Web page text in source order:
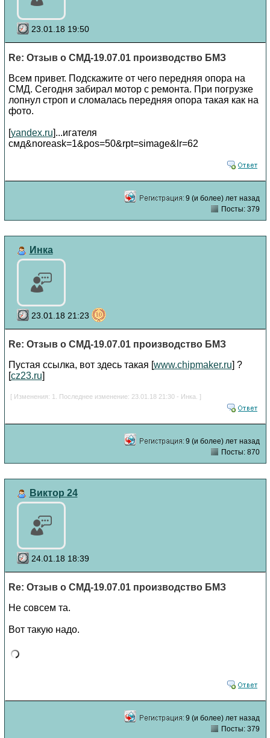
23.01.18 19:50
Re: Отзыв о СМД-19.07.01 производство БМЗ
Всем привет. Подскажите от чего передняя опора на
СМД. Сегодня забирал мотор с ремонта. При погрузке
лопнул строп и сломалась передняя опора такая как на
фото.
[yandex.ru]...игателя
смд&noreask=1&pos=50&rpt=simage&lr=62
9 (и более) лет назад
Посты: 379
Инка
23.01.18 21:23
Re: Отзыв о СМД-19.07.01 производство БМЗ
Пустая ссылка, вот здесь такая [www.chipmaker.ru] ?
[cz23.ru]
[ Изменения: 1. Последнее изменение: 23.01.18 21:30 - Инка. ]
9 (и более) лет назад
Посты: 870
Виктор 24
24.01.18 18:39
Re: Отзыв о СМД-19.07.01 производство БМЗ
Не совсем та.
Вот такую надо.
9 (и более) лет назад
Посты: 379